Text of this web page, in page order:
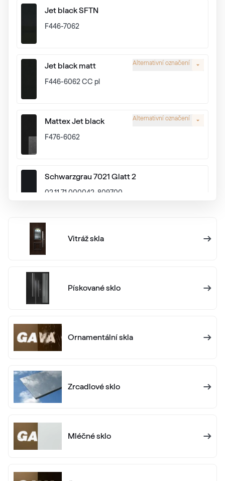
Jet black SFTN
F446-7062
Jet black matt
F446-6062 CC pl
Alternativní označení
Mattex Jet black
F476-6062
Alternativní označení
Schwarzgrau 7021 Glatt 2
02.11.71.000042-809700
Anthrazitgrau Ulti-Matt
02.20.71.000001-504700
Alux anthrazit
Anthrazitgrau
Vitráž skla
Pískované sklo
Ornamentální skla
Zrcadlové sklo
Mléčné sklo